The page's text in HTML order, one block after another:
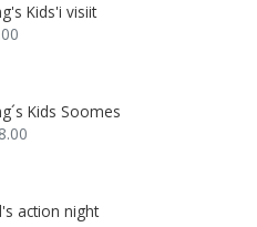
Kids'i visiit
Kids Soomes
action night